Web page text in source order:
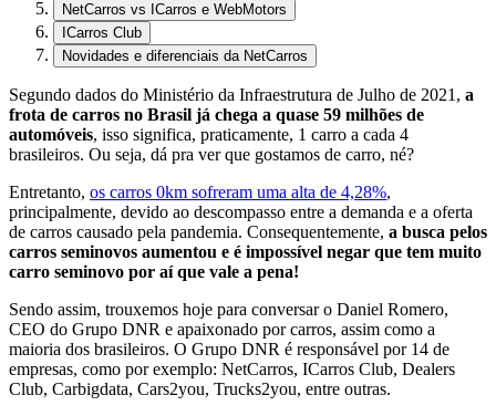
NetCarros vs ICarros e WebMotors
ICarros Club
Novidades e diferenciais da NetCarros
Segundo dados do Ministério da Infraestrutura de Julho de 2021, a
frota de carros no Brasil já chega a quase 59 milhões de
automóveis, isso significa, praticamente, 1 carro a cada 4
brasileiros. Ou seja, dá pra ver que gostamos de carro, né?
Entretanto, os carros 0km sofreram uma alta de 4,28%,
principalmente, devido ao descompasso entre a demanda e a oferta
de carros causado pela pandemia. Consequentemente, a busca pelos
carros seminovos aumentou e é impossível negar que tem muito
carro seminovo por aí que vale a pena!
Sendo assim, trouxemos hoje para conversar o Daniel Romero,
CEO do Grupo DNR e apaixonado por carros, assim como a
maioria dos brasileiros. O Grupo DNR é responsável por 14 de
empresas, como por exemplo: NetCarros, ICarros Club, Dealers
Club, Carbigdata, Cars2you, Trucks2you, entre outras.